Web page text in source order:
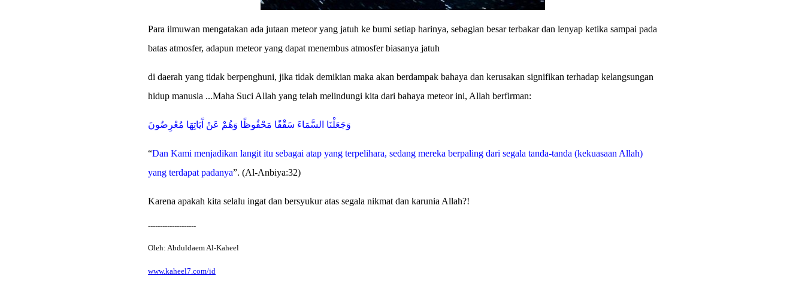
Para ilmuwan mengatakan ada jutaan meteor yang jatuh ke bumi setiap harinya, sebagian besar terbakar dan lenyap ketika sampai pada
batas atmosfer, adapun meteor yang dapat menembus atmosfer biasanya jatuh
di daerah yang tidak berpenghuni, jika tidak demikian maka akan berdampak bahaya dan kerusakan signifikan terhadap kelangsungan
hidup manusia ...Maha Suci Allah yang telah melindungi kita dari bahaya meteor ini, Allah berfirman:
وَجَعَلْنَا السَّمَاءَ سَقْفًا مَحْفُوظًا وَهُمْ عَنْ آَيَاتِهَا مُعْرِضُونَ
“Dan Kami menjadikan langit itu sebagai atap yang terpelihara, sedang mereka berpaling dari segala tanda-tanda (kekuasaan Allah)
yang terdapat padanya”. (Al-Anbiya:32)
Karena apakah kita selalu ingat dan bersyukur atas segala nikmat dan karunia Allah?!
--------------------
Oleh: Abduldaem Al-Kaheel
www.kaheel7.com/id